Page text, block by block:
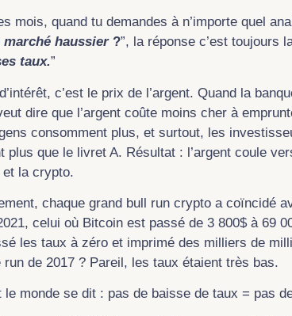
mois, quand tu demandes à n’importe quel
haussier ?”, la réponse c’est toujours
taux.”
c’est le prix de l’argent. Quand la
dire que l’argent coûte moins cher à
consomment plus, et surtout, les
plus que le livret A. Résultat : l’argent coule
et la crypto.
chaque grand bull run crypto a coïncidé
celui où Bitcoin est passé de 3 800$ à 69
les taux à zéro et imprimé des milliers de
run de 2017 ? Pareil, les taux étaient très bas.
le monde se dit : pas de baisse de taux = pas